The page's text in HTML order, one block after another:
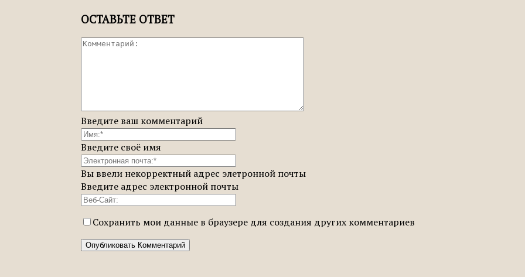
ОСТАВЬТЕ ОТВЕТ
Введите ваш комментарий
Введите своё имя
Вы ввели некорректный адрес элетронной почты
Введите адрес электронной почты
Сохранить мои данные в браузере для создания других комментариев